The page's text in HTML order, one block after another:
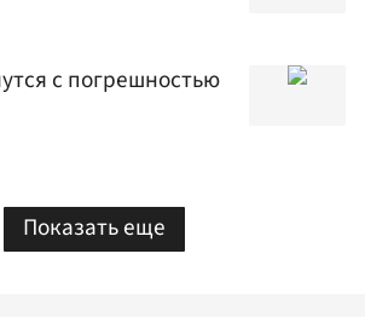
с погрешностью
Показать еще